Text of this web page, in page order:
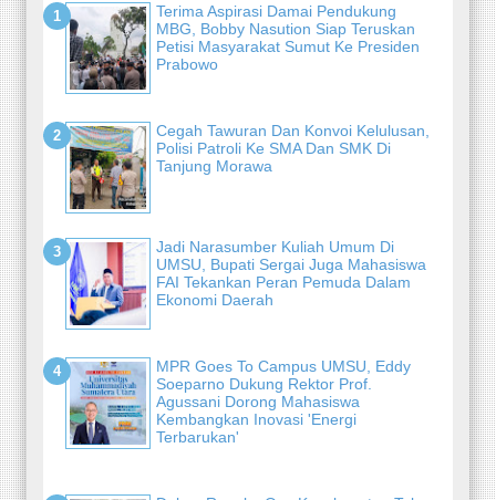
Terima Aspirasi Damai Pendukung
MBG, Bobby Nasution Siap Teruskan
Petisi Masyarakat Sumut Ke Presiden
Prabowo
Cegah Tawuran Dan Konvoi Kelulusan,
Polisi Patroli Ke SMA Dan SMK Di
Tanjung Morawa
Jadi Narasumber Kuliah Umum Di
UMSU, Bupati Sergai Juga Mahasiswa
FAI Tekankan Peran Pemuda Dalam
Ekonomi Daerah
MPR Goes To Campus UMSU, Eddy
Soeparno Dukung Rektor Prof.
Agussani Dorong Mahasiswa
Kembangkan Inovasi 'Energi
Terbarukan'